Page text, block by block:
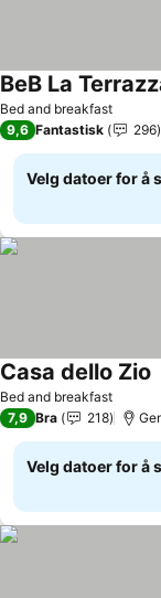
Bed and breakfast
BeB La
9,6 Fantastisk 296
Velg datoer for å
Bed and breakfast
Casa dello Zio
7,9 Bra 218
Velg datoer for å